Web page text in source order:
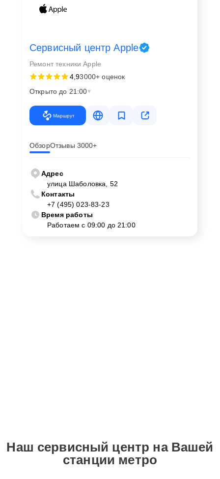
Сервисный центр Apple
Ремонт техники Apple
4,93000+ оценок
Открыто до 21:00
Маршрут
ОбзорОтзывы 3000+
Адрес
улица Шаболовка, 52
Контакты
+7 (495) 023-83-23
Время работы
Работаем с 09:00 до 21:00
Наш сервисный центр на Вашей
станции метро